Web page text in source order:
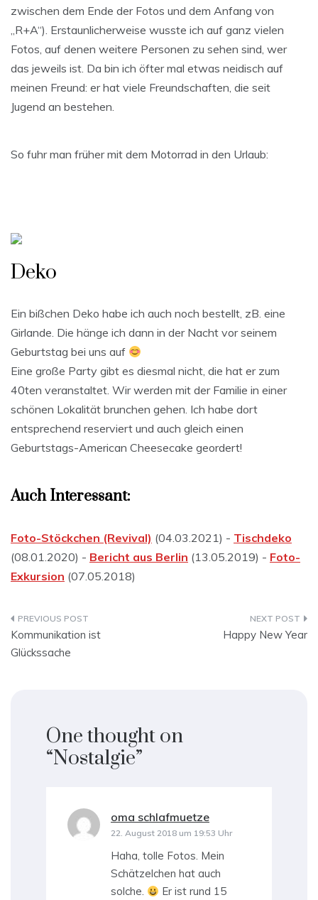
zwischen dem Ende der Fotos und dem Anfang von
„R+A“). Erstaunlicherweise wusste ich auf ganz vielen
Fotos, auf denen weitere Personen zu sehen sind, wer
das jeweils ist. Da bin ich öfter mal etwas neidisch auf
meinen Freund: er hat viele Freundschaften, die seit
Jugend an bestehen.
So fuhr man früher mit dem Motorrad in den Urlaub:
Deko
Ein bißchen Deko habe ich auch noch bestellt, zB. eine
Girlande. Die hänge ich dann in der Nacht vor seinem
Geburtstag bei uns auf
Eine große Party gibt es diesmal nicht, die hat er zum
40ten veranstaltet. Wir werden mit der Familie in einer
schönen Lokalität brunchen gehen. Ich habe dort
entsprechend reserviert und auch gleich einen
Geburtstags-American Cheesecake geordert!
Auch Interessant:
Foto-Stöckchen (Revival) (04.03.2021) - Tischdeko
(08.01.2020) - Bericht aus Berlin (13.05.2019) - Foto-
Exkursion (07.05.2018)
Beitragsnavigation
Kommunikation ist
Glückssache
Happy New Year
One thought on
“Nostalgie”
oma schlafmuetze
22. August 2018 um 19:53 Uhr
Haha, tolle Fotos. Mein
Schätzelchen hat auch
solche.
Er ist rund 15